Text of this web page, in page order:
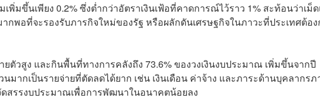
มขึ้นเพียง 0.2% ซึ่งต่ำกว่าอัตราเงินเฟ้อที่คาดการณ์ไว้ราว 1% สะท้อนว่าเม็ด
กพอที่จะรองรับภารกิจใหม่ของรัฐ หรือผลักดันเศรษฐกิจในภาวะที่ประเทศต้อง
ตัวสูง และกินพื้นที่ทางการคลังถึง 73.6% ของวงเงินงบประมาณ เพิ่มขึ้นจากปี
นมากเป็นรายจ่ายที่ตัดลดได้ยาก เช่น เงินเดือน ค่าจ้าง และภาระด้านบุคลากร
สรรงบประมาณเพื่อการพัฒนาในอนาคตน้อยลง